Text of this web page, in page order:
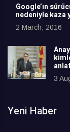
Google’ın
nedeniyle kaza
2 March, 2016
3
Yeni Haber